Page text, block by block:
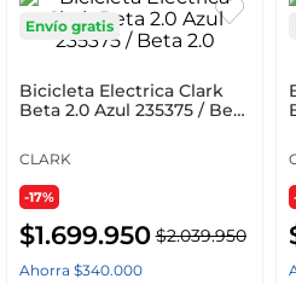
Envío gratis
Bicicleta Electrica Clark
Beta 2.0 Azul 235375 / Beta
CLARK
-17%
$1.699.950 $2.039.950
Ahorra $340.000